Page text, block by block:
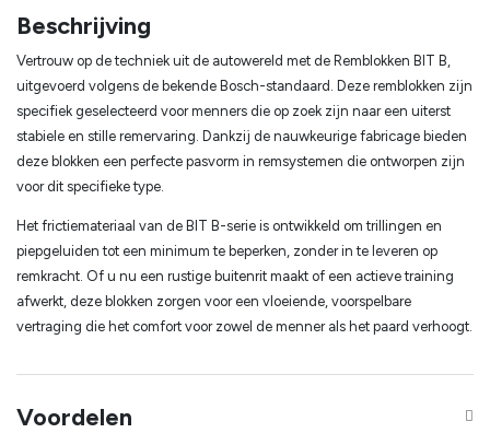
Beschrijving
Vertrouw op de techniek uit de autowereld met de Remblokken BIT B,
uitgevoerd volgens de bekende Bosch-standaard. Deze remblokken zijn
specifiek geselecteerd voor menners die op zoek zijn naar een uiterst
stabiele en stille remervaring. Dankzij de nauwkeurige fabricage bieden
deze blokken een perfecte pasvorm in remsystemen die ontworpen zijn
voor dit specifieke type.
Het frictiemateriaal van de BIT B-serie is ontwikkeld om trillingen en
piepgeluiden tot een minimum te beperken, zonder in te leveren op
remkracht. Of u nu een rustige buitenrit maakt of een actieve training
afwerkt, deze blokken zorgen voor een vloeiende, voorspelbare
vertraging die het comfort voor zowel de menner als het paard verhoogt.
Voordelen